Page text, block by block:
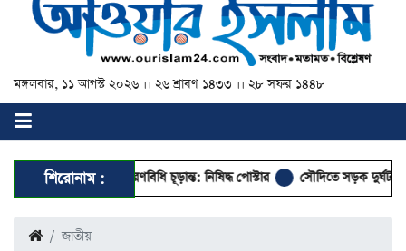
মঙ্গলবার, ১১ আগস্ট ২০২৬ ।। ২৬ শ্রাবণ ১৪৩৩ ।। ২৮ সফর ১৪৪৮
শিরোনাম :
আচরণবিধি চূড়ান্ত: নিষিদ্ধ পোস্টার সৌদিতে সড়ক দুর্ঘটনায় প্রবাসী বাংলাদেশির
জাতীয়